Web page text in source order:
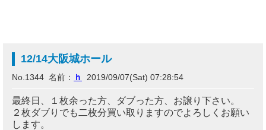
12/14大阪城ホール
No.1344 名前： ｈ 2019/09/07(Sat) 07:28:54
最終日、１枚余った方、ダブった方、お譲り下さい。
２枚ダブりでも二枚分買い取りますのでよろしくお願い
します。